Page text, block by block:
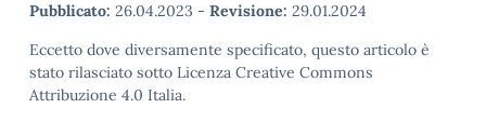
Pubblicato: 26.04.2023 - Revisione: 29.01.2024
Eccetto dove diversamente specificato, questo articolo è
stato rilasciato sotto Licenza Creative Commons
Attribuzione 4.0 Italia.